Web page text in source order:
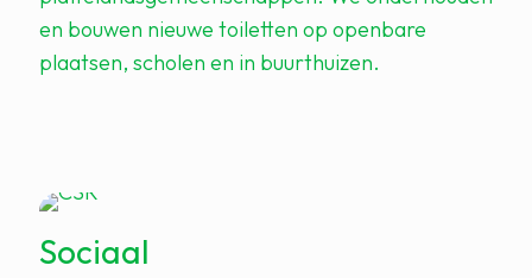
en bouwen nieuwe toiletten op openbare
plaatsen, scholen en in buurthuizen.
Sociaal